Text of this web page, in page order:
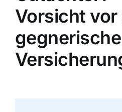
Vorsicht vor